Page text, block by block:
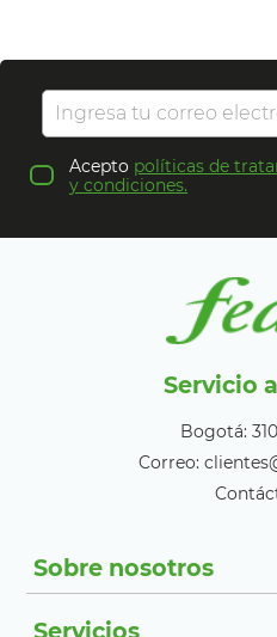
Acepto políticas de
y condiciones.
Servicio
Bogotá:
Correo:
Sobre nosotros